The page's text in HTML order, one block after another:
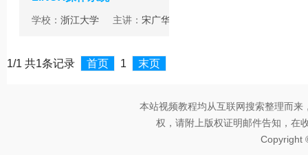
学校： 浙江大学 主讲： 宋广华
1/1 共1条记录 首页 1 末页
本站视频教程均从互联网搜索整理而
权，请附上版权证明邮件告知，在
Copyright